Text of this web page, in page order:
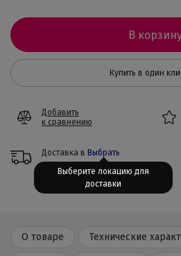
В
Купить в один
Добавить
к сравнению
Доставка в Выбрать
О товаре Технические
Выберите локацию для
доставки